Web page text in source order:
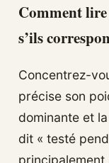
Comment
s’ils
Concentrez-
précise son
dominante et
dit « testé
principalement